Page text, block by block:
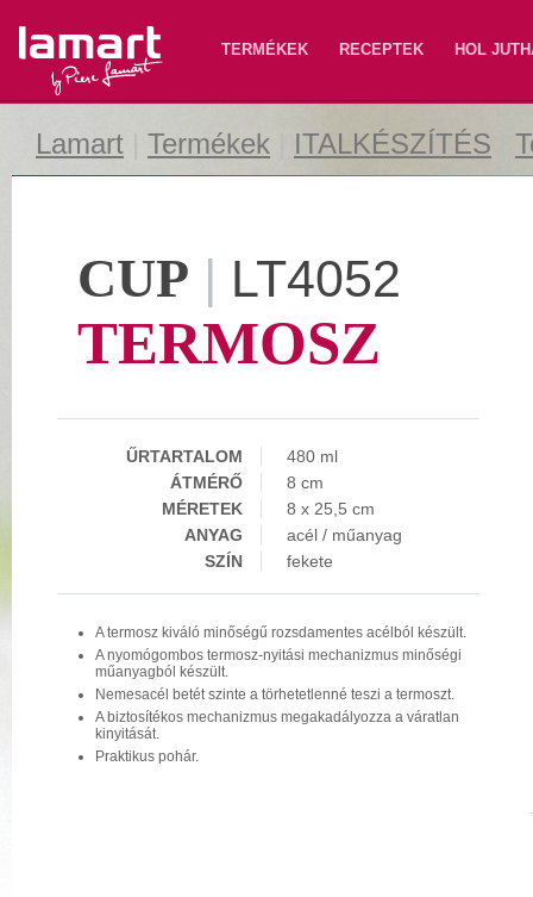
Lamart TERMÉKEK RECEPTEK HOL
Lamart Termékek ITALKÉSZÍTÉS
CUP | LT4052
TERMOSZ
ŰRTARTALOM
480 ml
ÁTMÉRŐ
8 cm
MÉRETEK
8 x 25,5 cm
ANYAG
acél / műanyag
SZÍN
fekete
A termosz kiváló minőségű rozsdamentes acélból készült.
A nyomógombos termosz-nyitási mechanizmus minőségi
műanyagból készült.
Nemesacél betét szinte a törhetetlenné teszi a termoszt.
A biztosítékos mechanizmus megakadályozza a váratlan
kinyitását.
Praktikus pohár.